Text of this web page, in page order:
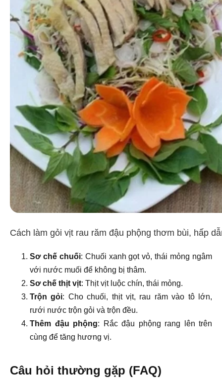
Cách làm gỏi vịt rau răm đậu phộng thơm bùi, hấp
Sơ chế chuối: Chuối xanh gọt vỏ, thái mỏng ngâm
với nước muối để không bị thâm.
Sơ chế thịt vịt: Thịt vịt luộc chín, thái mỏng.
Trộn gỏi: Cho chuối, thịt vịt, rau răm vào tô lớn,
rưới nước trộn gỏi và trộn đều.
Thêm đậu phộng: Rắc đậu phộng rang lên trên
cùng để tăng hương vị.
Câu hỏi thường gặp (FAQ)